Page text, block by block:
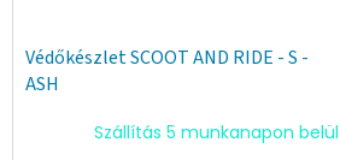
Védőkészlet SCOOT AND RIDE - S -
ASH
Szállítás 5 munkanapon belül